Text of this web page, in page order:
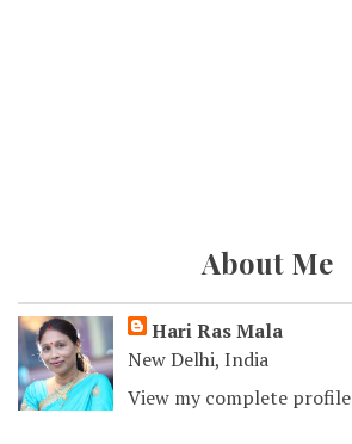
About Me
Hari Ras Mala
New Delhi, India
View my complete profile